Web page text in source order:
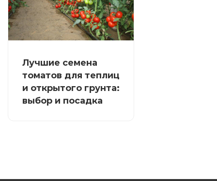
Лучшие семена
томатов для теплиц
и открытого грунта:
выбор и посадка